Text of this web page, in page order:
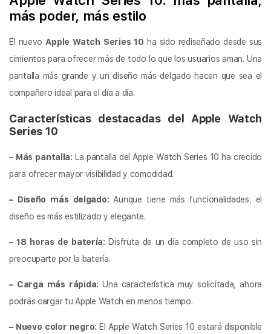
más poder, más estilo
El nuevoApple Watch Series 10 ha sido rediseñado desde sus
cimientos para ofrecer más de todo lo que los usuarios aman. Una
pantalla más grande y un diseño más delgado hacen que sea el
compañero ideal para el día a día.
Características destacadas del Apple Watch
Series 10
– Más pantalla: La pantalla del Apple Watch Series 10 ha crecido
para ofrecer mayor visibilidad y comodidad.
– Diseño más delgado:Aunque tiene más funcionalidades, el
diseño es más estilizado y elegante.
– 18 horas de batería: Disfruta de un día completo de uso sin
preocuparte por la batería.
– Carga más rápida: Una característica muy solicitada, ahora
podrás cargar tu Apple Watch en menos tiempo.
– Nuevo color negro: El Apple Watch Series 10 estará disponible